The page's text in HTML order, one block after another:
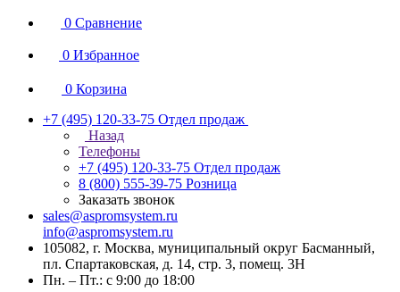
0 Сравнение
0 Избранное
0 Корзина
+7 (495) 120-33-75 Отдел продаж
Назад
Телефоны
+7 (495) 120-33-75 Отдел продаж
8 (800) 555-39-75 Розница
Заказать звонок
sales@aspromsystem.ru
info@aspromsystem.ru
105082, г. Москва, муниципальный округ Басманный,
пл. Спартаковская, д. 14, стр. 3, помещ. 3Н
Пн. – Пт.: с 9:00 до 18:00